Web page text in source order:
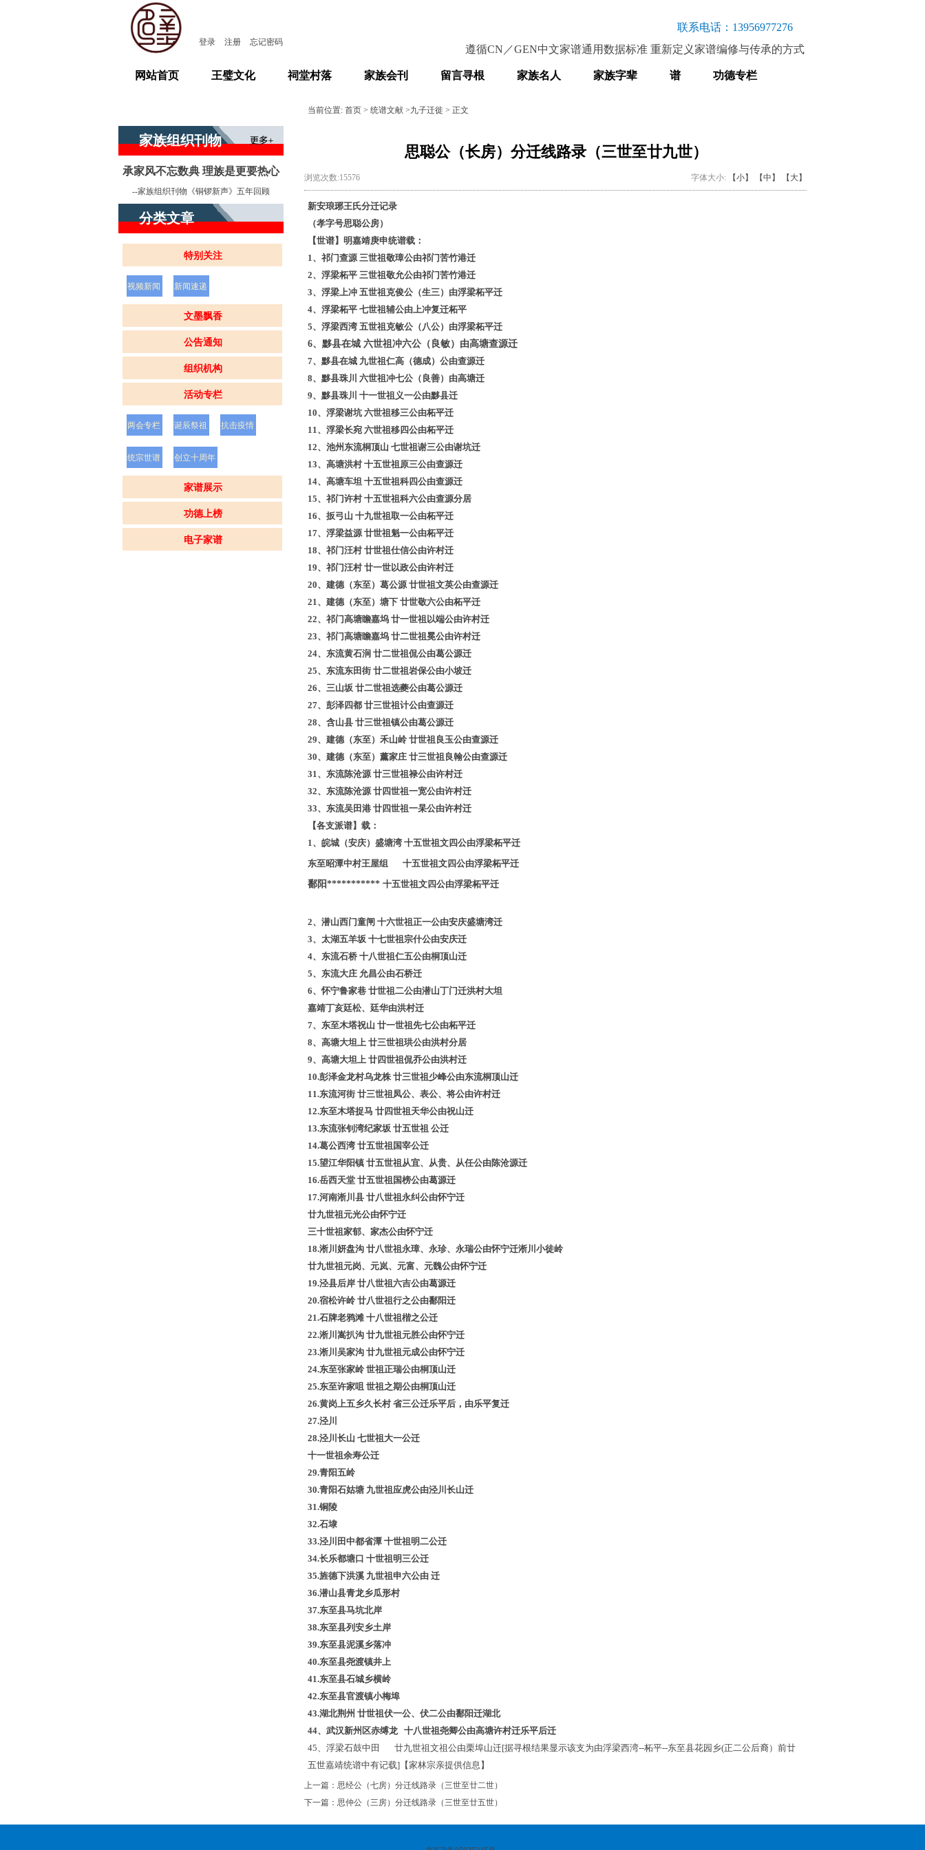
联系电话：13956977276
网站首页 王璧文化 祠堂村落 家族会刊 留言寻根 家族名人 家族字辈 谱 功德专栏
登录 注册 忘记密码
遵循CN ／GEN中文家谱通用数据标准 重新定义家谱编修与传承的方式
家族组织刊物
承家风不忘数典 理族是更要热心
--家族组织刊物《铜锣新声》五年回顾
分类文章
特别关注
视频新闻 新闻速递
文墨飘香
公告通知
组织机构
活动专栏
两会专栏 诞辰祭祖 抗击疫情
统宗世谱 创立十周年
家谱展示
功德上榜
电子家谱
当前位置: 首页 > 统谱文献 >九子迁徙 > 正文
思聪公（长房）分迁线路录（三世至廿九世）
浏览次数:15576 字体大小: 【小】 【中】 【大】
新安琅琊王氏分迁记录
（孝字号思聪公房）
【世谱】 明嘉靖庚申统谱载：
1、祁门查源 三世祖敬璋公由祁门苦竹港迁
2、浮梁柘平 三世祖敬允公由祁门苦竹港迁
3、浮梁上冲 五世祖克俊公（生三）由浮梁柘平迁
4、浮梁柘平 七世祖辅公由上冲复迁柘平
5、浮梁西湾 五世祖克敏公（八公）由浮梁柘平迁
6、黟县在城 六世祖冲六公（良敏）由高塘查源迁
7、黟县在城 九世祖仁高（德成）公由查源迁
8、黟县珠川 六世祖冲七公（良善）由高塘迁
9、黟县珠川 十一世祖义一公由黟县迁
10、浮梁谢坑 六世祖移三公由柘平迁
11、浮梁长宛 六世祖移四公由柘平迁
12、 池州东流桐顶山 七世祖谢三公由谢坑迁
13、高塘洪村 十五世祖原三公由查源迁
14、高塘车坦 十五世祖科四公由查源迁
15、祁门许村 十五世祖科六公由查源分居
16、扳弓山 十九世祖取一公由柘平迁
17、浮梁益源 廿世祖魁一公由柘平迁
18、祁门汪村 廿世祖仕信公由许村迁
19、祁门汪村 廿一世以政公由许村迁
20、建德（东至）葛公源 廿世祖文英公由查源迁
21、建德（东至）塘下 廿世敬六公由柘平迁
22、祁门高塘瞻嘉坞 廿一世祖以端公由许村迁
23、祁门高塘瞻嘉坞 廿二世祖冕公由许村迁
24、东流黄石涧 廿二世祖侃公由葛公源迁
25、东流东田街 廿二世祖岩保公由小坡迁
26、三山坂 廿二世祖选夔公由葛公源迁
27、彭泽四都 廿三世祖计公由查源迁
28、含山县 廿三世祖镇公由葛公源迁
29、建德（东至）禾山岭 廿世祖良玉公由查源迁
30、建德（东至）薰家庄 廿三世祖良翰公由查源迁
31、东流陈沧源 廿三世祖禄公由许村迁
32、东流陈沧源 廿四世祖一宽公由许村迁
33、东流吴田港 廿四世祖一杲公由许村迁
【各支派谱】 载：
1、皖城（安庆）盛塘湾 十五世祖文四公由浮梁柘平迁
东至昭潭中村王屋组 十五世祖文四公由浮梁柘平迁
鄱阳*********** 十五世祖文四公由浮梁柘平迁
2、潜山西门童闸 十六世祖正一公由安庆盛塘湾迁
3、太湖五羊坂 十七世祖宗什公由安庆迁
4、东流石桥 十八世祖仁五公由桐顶山迁
5、东流大庄 允昌公由石桥迁
6、怀宁鲁家巷 廿世祖二公由潜山丁门迁洪村大坦
嘉靖丁亥廷松、廷华由洪村迁
7、东至木塔祝山 廿一世祖先七公由柘平迁
8、高塘大坦上 廿三世祖珙公由洪村分居
9、高塘大坦上 廿四世祖侃乔公由洪村迁
10.彭泽金龙村乌龙株 廿三世祖少峰公由东流桐顶山迁
11.东流河街 廿三世祖凤公、表公、将公由许村迁
12.东至木塔捉马 廿四世祖天华公由祝山迁
13.东流张钊湾纪家坂 廿五世祖 公迁
14.葛公西湾 廿五世祖国宰公迁
15.望江华阳镇 廿五世祖从宜、从贵、从任公由陈沧源迁
16.岳西天堂 廿五世祖国榜公由葛源迁
17.河南淅川县 廿八世祖永纠公由怀宁迁
廿九世祖元光公由怀宁迁
三十世祖家郁、家杰公由怀宁迁
18.淅川妍盘沟 廿八世祖永璋、永珍、永瑞公由怀宁迁淅川小徒岭
廿九世祖元岗、元岚、元富、元魏公由怀宁迁
19.泾县后岸 廿八世祖六吉公由葛源迁
20.宿松许岭 廿八世祖行之公由鄱阳迁
21.石牌老鸦滩 十八世祖楷之公迁
22.淅川嵩扒沟 廿九世祖元胜公由怀宁迁
23.淅川吴家沟 廿九世祖元成公由怀宁迁
24.东至张家岭 世祖正瑞公由桐顶山迁
25.东至许家咀 世祖之期公由桐顶山迁
26.黄岗上五乡久长村 省三公迁乐平后，由乐平复迁
27.泾川
28.泾川长山 七世祖大一公迁
十一世祖余寿公迁
29.青阳五岭
30.青阳石姑塘 九世祖应虎公由泾川长山迁
31.铜陵
32.石埭
33.泾川田中都省潭 十世祖明二公迁
34.长乐都塘口 十世祖明三公迁
35.旌德下洪溪 九世祖申六公由 迁
36.潜山县青龙乡瓜形村
37.东至县马坑北岸
38.东至县列安乡土岸
39.东至县泥溪乡落冲
40.东至县尧渡镇井上
41.东至县石城乡横岭
42.东至县官渡镇小梅埠
43.湖北荆州 廿世祖伏一公、伏二公由鄱阳迁湖北
44、武汉新州区赤缚龙 十八世祖尧卿公由高塘许村迁乐平后迁
45、浮梁石鼓中田 廿九世祖文祖公由栗埠山迁[据寻根结果显示该支为由浮梁西湾--柘平--东至县花园乡(正二公后裔）前廿
五世嘉靖统谱中有记载]【家林宗亲提供信息】
上一篇： 思经公（七房）分迁线路录（三世至廿二世）
下一篇： 思仲公（三房）分迁线路录（三世至廿五世）